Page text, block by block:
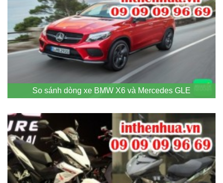
So sánh dòng xe BMW X6 và Mercedes GLE